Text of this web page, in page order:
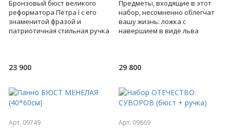
Бронзовый бюст великого
реформатора Петра I с его
знаменитой фразой и
патриотичная стильная ручка
23 900
Предметы, входящие в этот
набор, несомненно облегчат
вашу жизнь: ложка с
навершием в виде льва
29 800
Арт. 09749 Арт. 09869